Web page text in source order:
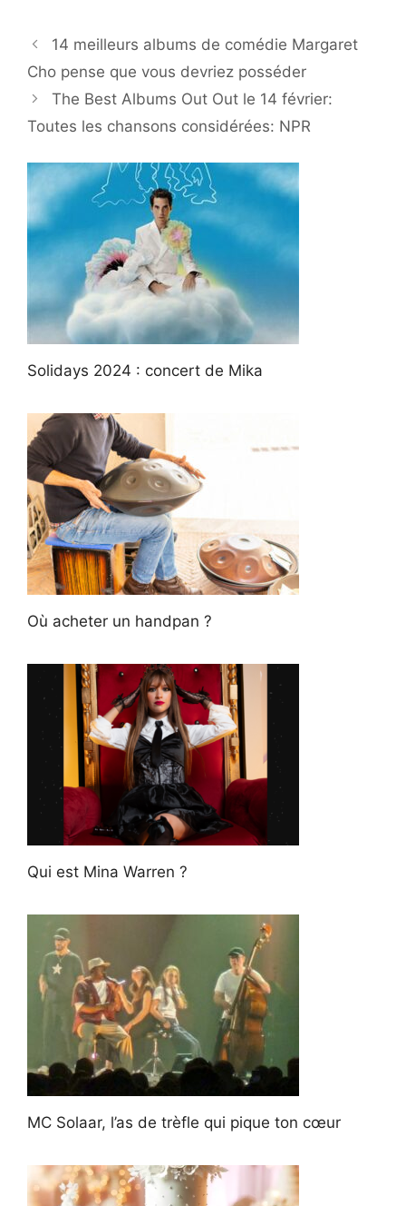
14 meilleurs albums de comédie Margaret
Cho pense que vous devriez posséder
The Best Albums Out Out le 14 février:
Toutes les chansons considérées: NPR
Solidays 2024 : concert de Mika
Où acheter un handpan ?
Qui est Mina Warren ?
MC Solaar, l’as de trèfle qui pique ton cœur